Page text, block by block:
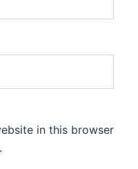
in this browser